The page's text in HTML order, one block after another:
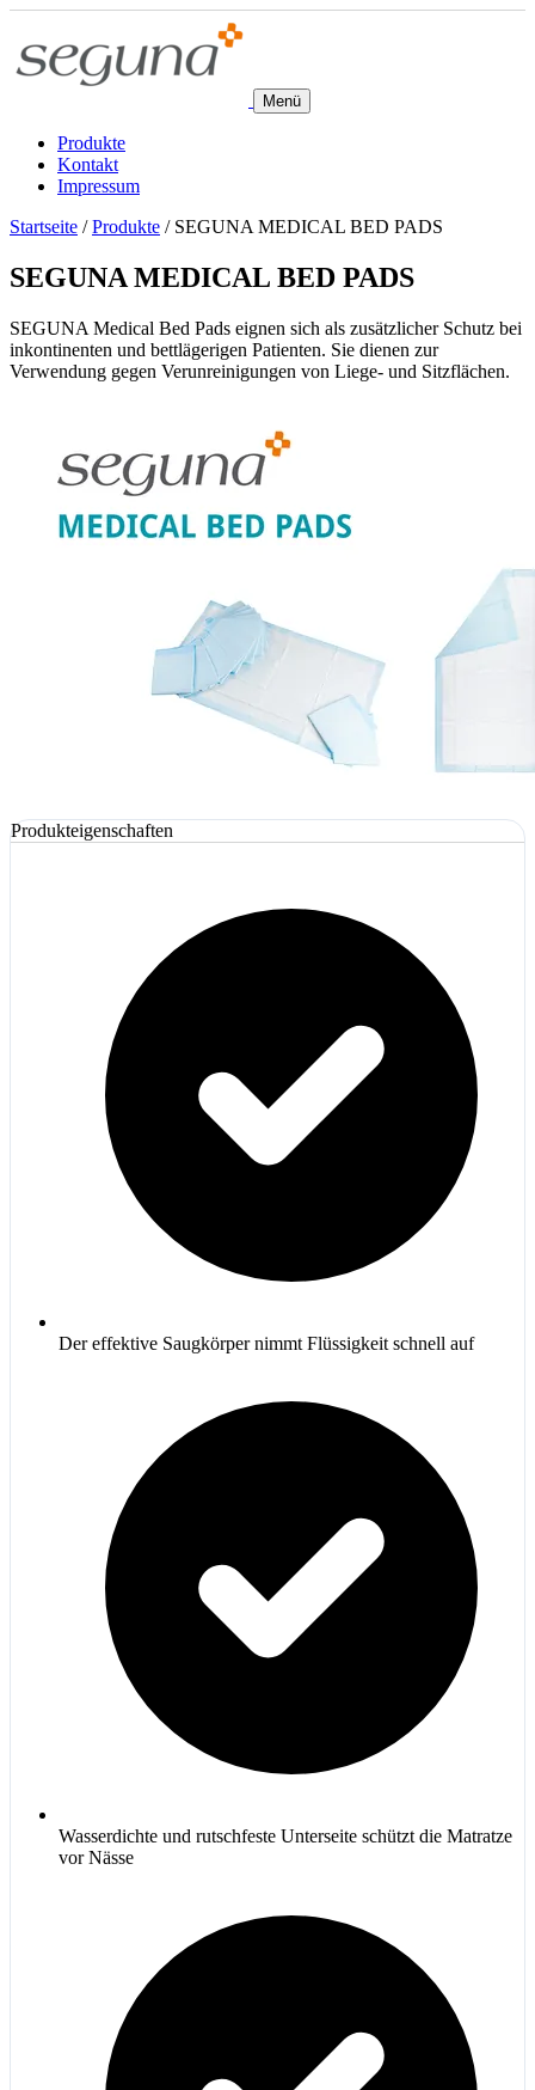
Menü
Produkte
Kontakt
Impressum
Startseite / Produkte / SEGUNA MEDICAL BED PADS
SEGUNA MEDICAL BED PADS
SEGUNA Medical Bed Pads eignen sich als zusätzlicher Schutz bei
inkontinenten und bettlägerigen Patienten. Sie dienen zur
Verwendung gegen Verunreinigungen von Liege- und Sitzflächen.
Produkteigenschaften
Der effektive Saugkörper nimmt Flüssigkeit schnell auf
Wasserdichte und rutschfeste Unterseite schützt die Matratze
vor Nässe